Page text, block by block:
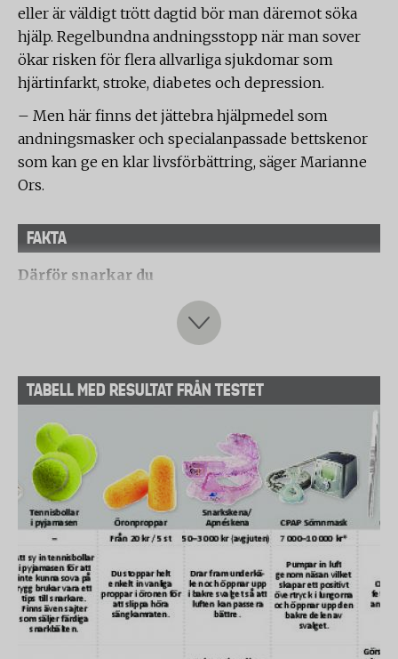
eller är väldigt trött dagtid bör man däremot söka
hjälp. Regelbundna andningsstopp när man sover
ökar risken för flera allvarliga sjukdomar som
hjärtinfarkt, stroke, diabetes och depression.
– Men här finns det jättebra hjälpmedel som
andningsmasker och specialanpassade bettskenor
som kan ge en klar livsförbättring, säger Marianne
Ors.
FAKTA
Därför snarkar du
- Snarkning uppkommer när muskulaturen runt
bakre delen av svalget inte lyckas hålla undan
och ut. Det kan bero på att fettvävnaden har ökat
eller att musklerna har blivit förslappade.
- Övervikt är en vanlig orsak till snarkning. Det
beror helt enkelt på att fettvävnaden i svalget ökar.
- Förslappad muskulatur runt svalget kan ha
hormonella orsaker. Forskning visar att
könshormonen progesteron och östrogen gör så att
kvinnor snarkar mindre i barnafödande ålder.
- Att du snarkar mer när du druckit alkohol beror
också på att muskulaturen förslappas.
TABELL MED RESULTAT FRÅN TESTET